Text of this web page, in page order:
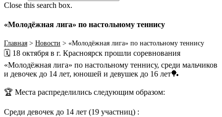
Close this search box.
«Молодëжная лига» по настольному теннису
Главная > Новости > «Молодëжная лига» по настольному теннису
🗓 18 октября в г. Красноярск прошли соревнования
«Молодëжная лига» по настольному теннису, среди мальчиков
и девочек до 14 лет, юношей и девушек до 16 лет🏓
🏆 Места распределились следующим образом:
Среди девочек до 14 лет (19 участниц) :